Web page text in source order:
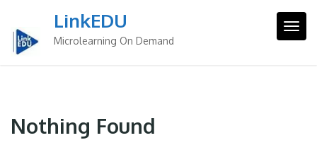
content
LinkEDU
Microlearning On Demand
Nothing Found